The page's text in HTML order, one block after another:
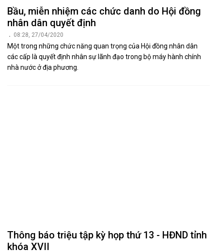
Bầu, miễn nhiệm các chức danh do Hội đồng
nhân dân quyết định
08:28, 27/04/2020
Một trong những chức năng quan trọng của Hội đồng nhân dân
các cấp là quyết định nhân sự lãnh đạo trong bộ máy hành chính
nhà nước ở địa phương.
Thông báo triệu tập kỳ họp thứ 13 - HĐND tỉnh
khóa XVII